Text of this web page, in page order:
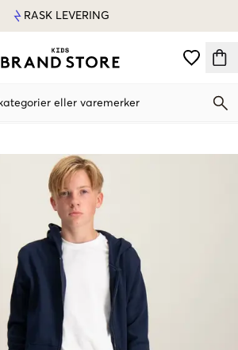
RASK LEVERING
eller varemerker